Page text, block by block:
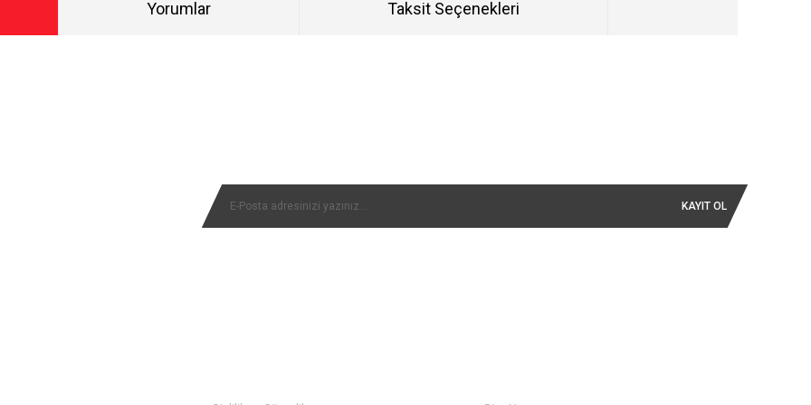
Yorumlar Taksit Seçenekleri
Yorum Yaz KAYIT OL